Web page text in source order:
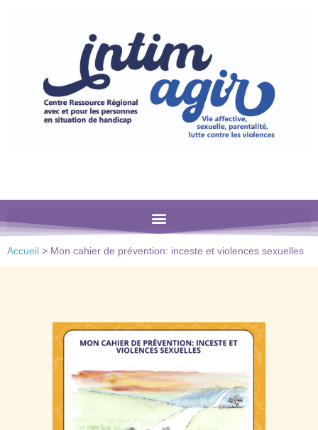
comprend
Accueil > Mon cahier de prévention: inceste et violences sexuelles